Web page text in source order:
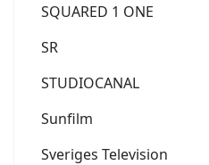
SQUARED 1 ONE
SR
STUDIOCANAL
Sunfilm
Sveriges Television